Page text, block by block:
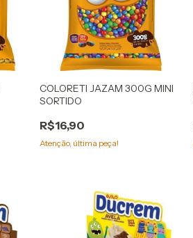
COLORETI JAZAM 300G MINI
SORTIDO
R$16,90
Atenção, última peça!